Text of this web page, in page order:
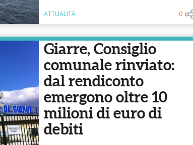
ATTUALITÀ 0
Giarre, Consiglio
comunale rinviato:
dal rendiconto
emergono oltre 10
milioni di euro di
debiti